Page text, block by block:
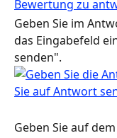
Geben Sie im
das Eingabefeld
senden".
Geben Sie auf